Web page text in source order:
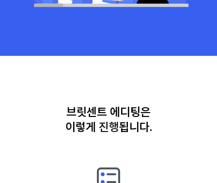
브릿센트 에디팅은
이렇게 진행됩니다.